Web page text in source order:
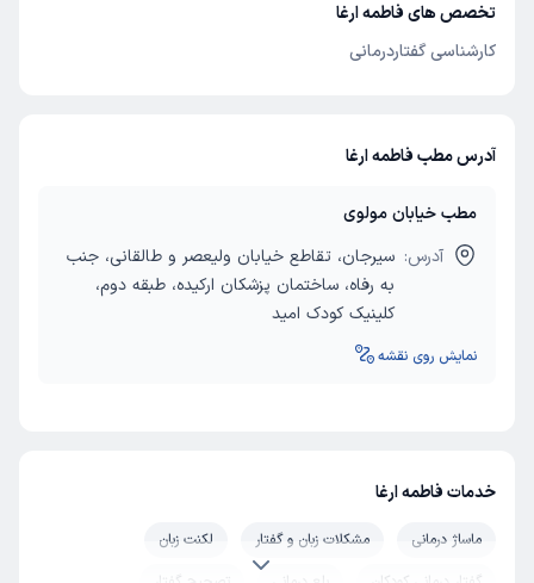
تخصص های فاطمه ارغا
کارشناسی گفتاردرمانی
آدرس مطب فاطمه ارغا
مطب خیابان مولوی
آدرس: سیرجان، تقاطع خیابان ولیعصر و طالقانی، جنب
به رفاه، ساختمان پزشکان ارکیده، طبقه دوم،
کلینیک کودک امید
نمایش روی نقشه
خدمات فاطمه ارغا
ماساژ درمانی مشکلات زبان و گفتار
لکنت زبان